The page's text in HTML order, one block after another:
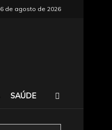
6 de agosto de 2026
SAÚDE